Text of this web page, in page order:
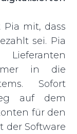
mit, dass
sei. Pia
in die
Sofort
auf dem
für den
der Software